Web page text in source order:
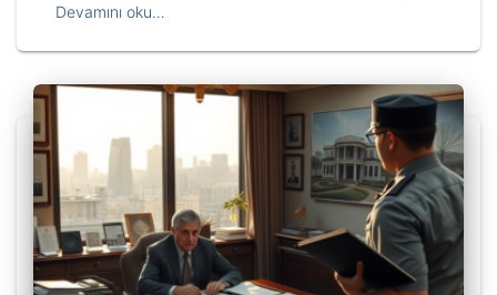
Devamını oku…